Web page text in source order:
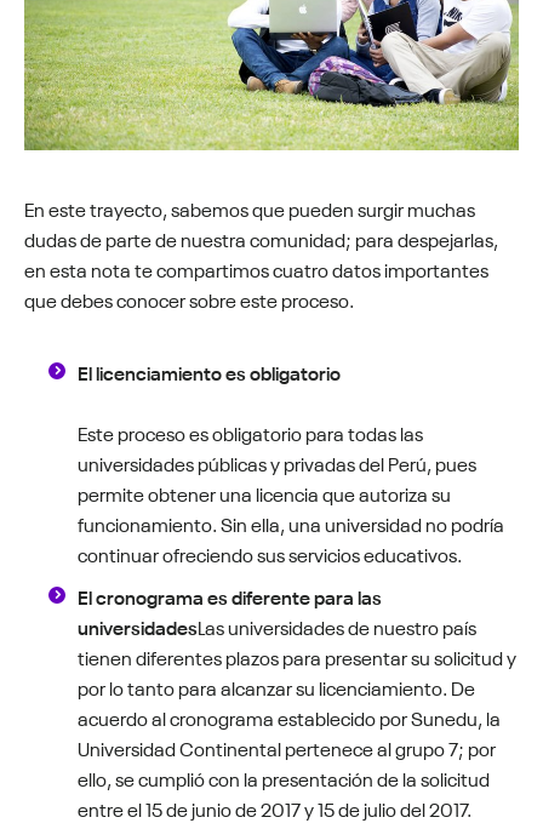
En este trayecto, sabemos que pueden surgir muchas
dudas de parte de nuestra comunidad; para despejarlas,
en esta nota te compartimos cuatro datos importantes
que debes conocer sobre este proceso.
El licenciamiento es obligatorio
Este proceso es obligatorio para todas las
universidades públicas y privadas del Perú, pues
permite obtener una licencia que autoriza su
funcionamiento. Sin ella, una universidad no podría
continuar ofreciendo sus servicios educativos.
El cronograma es diferente para las
universidadesLas universidades de nuestro país
tienen diferentes plazos para presentar su solicitud y
por lo tanto para alcanzar su licenciamiento. De
acuerdo al cronograma establecido por Sunedu, la
Universidad Continental pertenece al grupo 7; por
ello, se cumplió con la presentación de la solicitud
entre el 15 de junio de 2017 y 15 de julio del 2017.